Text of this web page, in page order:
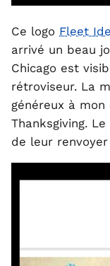
Ce logo Fleet
arrivé un beau
Chicago est
rétroviseur. La
généreux à
Thanksgiving.
de leur renvoyer